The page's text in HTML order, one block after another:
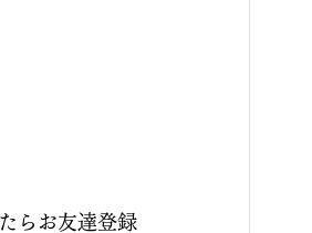
らお友達登録